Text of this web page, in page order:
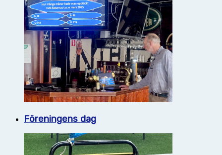
Föreningens dag